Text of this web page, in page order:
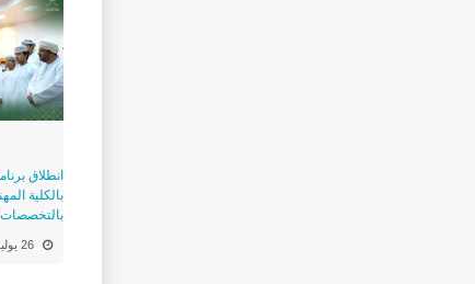
انطلاق
بالكلية
بالتخصصات
26 يوليو